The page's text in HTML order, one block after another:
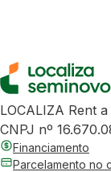
LOCALIZA Rent
CNPJ nº
Financiamento
Parcelamento no